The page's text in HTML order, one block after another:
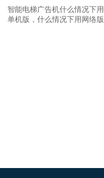
智能电梯广告机什么情况下用
单机版，什么情况下用网络版